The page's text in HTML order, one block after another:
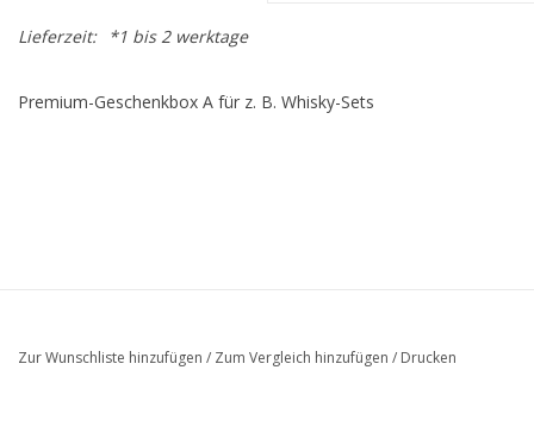
Lieferzeit: *1 bis 2 werktage
Premium-Geschenkbox A für z. B. Whisky-Sets
Zur Wunschliste hinzufügen / Zum Vergleich hinzufügen / Drucken